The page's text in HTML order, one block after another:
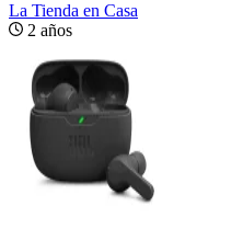
La Tienda en Casa
2 años